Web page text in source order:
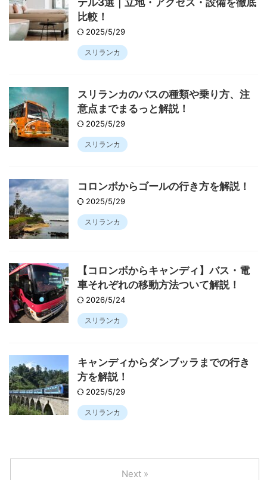
テル3選｜立地・アクセス・設備を徹底
比較！
2025/5/29
スリランカ
スリランカのバスの種類や乗り方、注
意点までまるっと解説！
2025/5/29
スリランカ
コロンボからゴールの行き方を解説！
2025/5/29
スリランカ
【コロンボからキャンディ】バス・電
車それぞれの移動方法ついて解説！
2026/5/24
スリランカ
キャンディからダンブッラまでの行き
方を解説！
2025/5/29
スリランカ
Next »